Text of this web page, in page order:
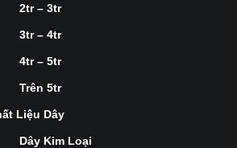
2tr – 3tr
3tr – 4tr
4tr – 5tr
Trên 5tr
Liệu Dây
Dây Kim Loại